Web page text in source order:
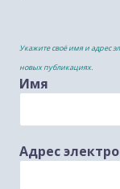
Укажите своё имя и адрес
новых публикациях.
Имя
Адрес